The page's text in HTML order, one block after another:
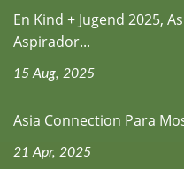
En Kind + Jugend 2025,
Aspirador...
15 Aug, 2025
Asia Connection Para
21 Apr, 2025